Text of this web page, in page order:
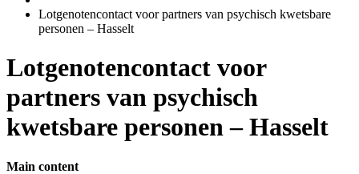
Lotgenotencontact voor partners van psychisch kwetsbare
personen – Hasselt
Lotgenotencontact voor
partners van psychisch
kwetsbare personen – Hasselt
Main content